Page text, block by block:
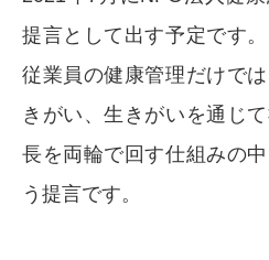
提言として出す予定です
従業員の健康管理だけで
きがい、生きがいを通じ
長を両輪で回す仕組みの
う提言です。